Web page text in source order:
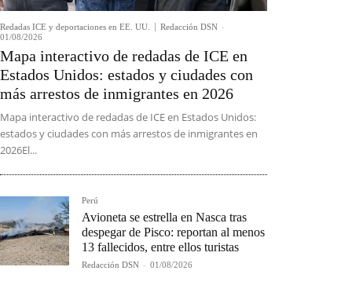
Redadas ICE y deportaciones en EE. UU. Redacción DSN -
01/08/2026
Mapa interactivo de redadas de ICE en
Estados Unidos: estados y ciudades con
más arrestos de inmigrantes en 2026
Mapa interactivo de redadas de ICE en Estados Unidos:
estados y ciudades con más arrestos de inmigrantes en
2026El...
Perú
Avioneta se estrella en Nasca tras
despegar de Pisco: reportan al menos
13 fallecidos, entre ellos turistas
Redacción DSN - 01/08/2026